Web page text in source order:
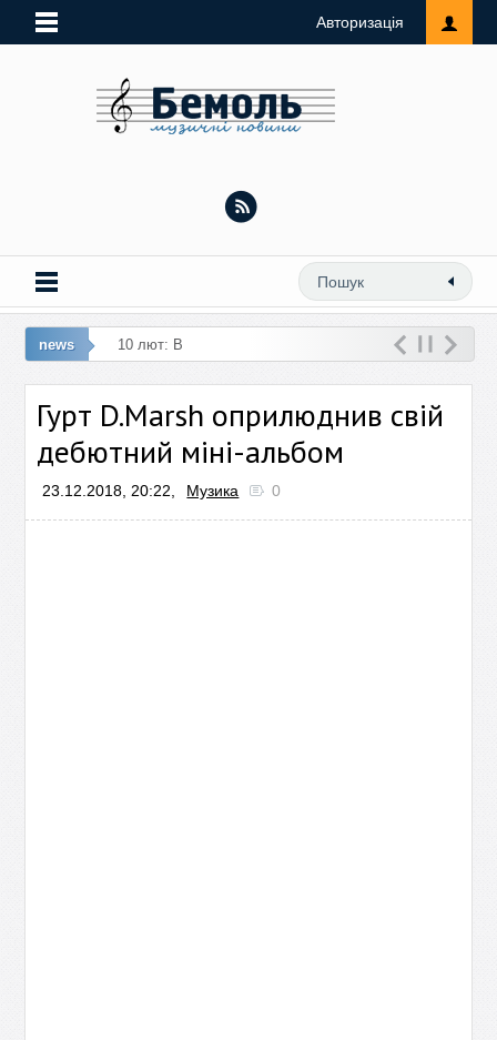
Авторизація
news 10 лют: Виконавиця ремейку «Л
Гурт D.Marsh оприлюднив свій
дебютний міні-альбом
23.12.2018, 20:22, Музика 0